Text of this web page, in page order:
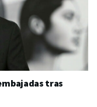
tras